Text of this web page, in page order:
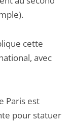
cette
avec
Paris est
pour statuer